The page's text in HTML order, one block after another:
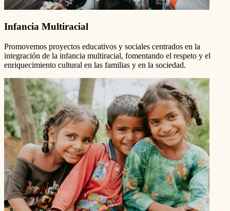
Infancia Multiracial
Promovemos proyectos educativos y sociales centrados en la
integración de la infancia multiracial, fomentando el respeto y el
enriquecimiento cultural en las familias y en la sociedad.